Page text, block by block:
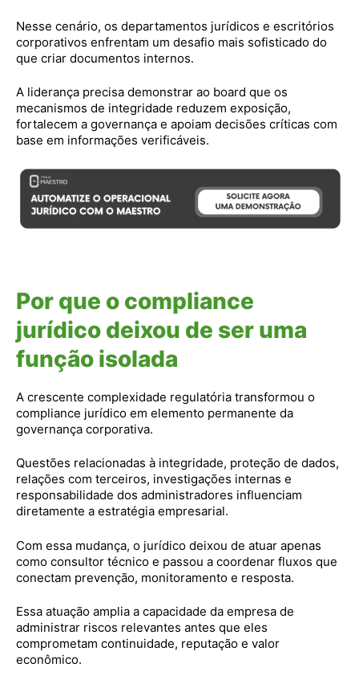
Nesse cenário, os departamentos jurídicos e escritórios
corporativos enfrentam um desafio mais sofisticado do
que criar documentos internos.
A liderança precisa demonstrar ao board que os
mecanismos de integridade reduzem exposição,
fortalecem a governança e apoiam decisões críticas com
base em informações verificáveis.
Por que o compliance
jurídico deixou de ser uma
função isolada
A crescente complexidade regulatória transformou o
compliance jurídico em elemento permanente da
governança corporativa.
Questões relacionadas à integridade, proteção de dados,
relações com terceiros, investigações internas e
responsabilidade dos administradores influenciam
diretamente a estratégia empresarial.
Com essa mudança, o jurídico deixou de atuar apenas
como consultor técnico e passou a coordenar fluxos que
conectam prevenção, monitoramento e resposta.
Essa atuação amplia a capacidade da empresa de
administrar riscos relevantes antes que eles
comprometam continuidade, reputação e valor
econômico.